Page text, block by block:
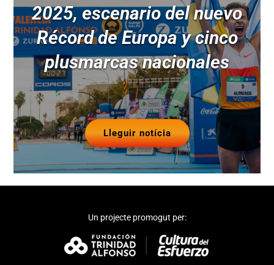
2025, escenario del nuevo
Récord de Europa y cinco
plusmarcas nacionales
Lleguir notícia
Un projecte promogut per: